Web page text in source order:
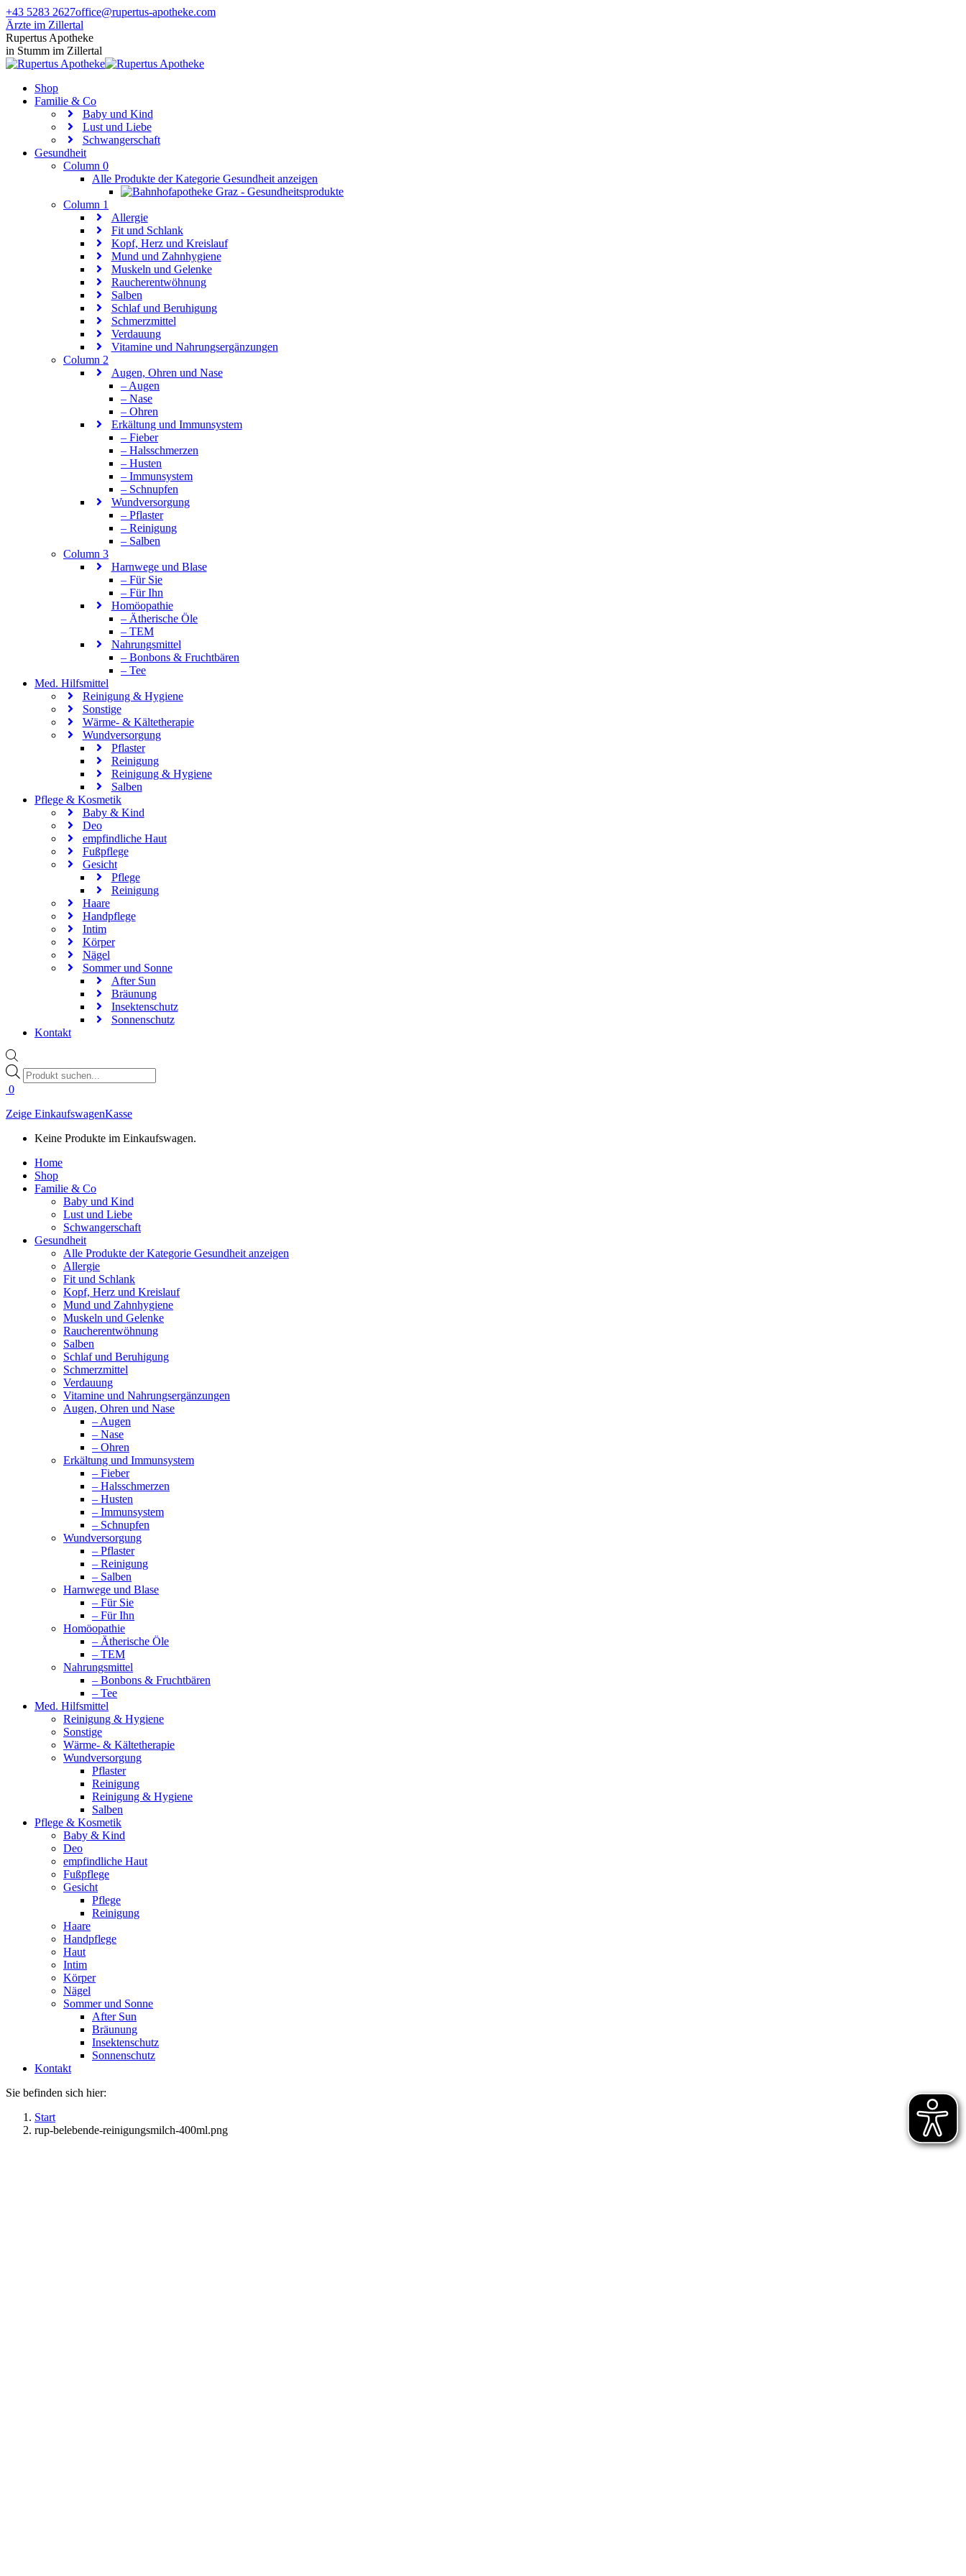
Zum
Inhalt
springen
+43 5283 2627office@rupertus-apotheke.com
Ärzte im Zillertal
Facebook
page
opens
new
window
Instagram
page
opens
new
window
Rupertus Apotheke
in Stumm im Zillertal
Shop
Familie & Co
Baby und Kind
Lust und Liebe
Schwangerschaft
Gesundheit
Column 0
Alle Produkte der Kategorie Gesundheit anzeigen
Column 1
Allergie
Fit und Schlank
Kopf, Herz und Kreislauf
Mund und Zahnhygiene
Muskeln und Gelenke
Raucherentwöhnung
Salben
Schlaf und Beruhigung
Schmerzmittel
Verdauung
Vitamine und Nahrungsergänzungen
Column 2
Augen, Ohren und Nase
– Augen
– Nase
– Ohren
Erkältung und Immunsystem
– Fieber
– Halsschmerzen
– Husten
– Immunsystem
– Schnupfen
Wundversorgung
– Pflaster
– Reinigung
– Salben
Column 3
Harnwege und Blase
– Für Sie
– Für Ihn
Homöopathie
– Ätherische Öle
– TEM
Nahrungsmittel
– Bonbons & Fruchtbären
– Tee
Med. Hilfsmittel
Reinigung & Hygiene
Sonstige
Wärme- & Kältetherapie
Wundversorgung
Pflaster
Reinigung
Reinigung & Hygiene
Salben
Pflege & Kosmetik
Baby & Kind
Deo
empfindliche Haut
Fußpflege
Gesicht
Pflege
Reinigung
Haare
Handpflege
Intim
Körper
Nägel
Sommer und Sonne
After Sun
Bräunung
Insektenschutz
Sonnenschutz
Kontakt
Products
search
0
Zeige EinkaufswagenKasse
Keine Produkte im Einkaufswagen.
Home
Shop
Familie & Co
Baby und Kind
Lust und Liebe
Schwangerschaft
Gesundheit
Alle Produkte der Kategorie Gesundheit anzeigen
Allergie
Fit und Schlank
Kopf, Herz und Kreislauf
Mund und Zahnhygiene
Muskeln und Gelenke
Raucherentwöhnung
Salben
Schlaf und Beruhigung
Schmerzmittel
Verdauung
Vitamine und Nahrungsergänzungen
Augen, Ohren und Nase
– Augen
– Nase
– Ohren
Erkältung und Immunsystem
– Fieber
– Halsschmerzen
– Husten
– Immunsystem
– Schnupfen
Wundversorgung
– Pflaster
– Reinigung
– Salben
Harnwege und Blase
– Für Sie
– Für Ihn
Homöopathie
– Ätherische Öle
– TEM
Nahrungsmittel
– Bonbons & Fruchtbären
– Tee
Med. Hilfsmittel
Reinigung & Hygiene
Sonstige
Wärme- & Kältetherapie
Wundversorgung
Pflaster
Reinigung
Reinigung & Hygiene
Salben
Pflege & Kosmetik
Baby & Kind
Deo
empfindliche Haut
Fußpflege
Gesicht
Pflege
Reinigung
Haare
Handpflege
Haut
Intim
Körper
Nägel
Sommer und Sonne
After Sun
Bräunung
Insektenschutz
Sonnenschutz
Kontakt
Sie befinden sich hier:
Start
rup-belebende-reinigungsmilch-400ml.png